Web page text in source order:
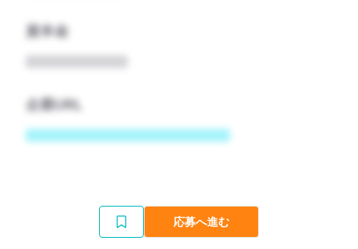
資本金
企業URL
応募へ進む